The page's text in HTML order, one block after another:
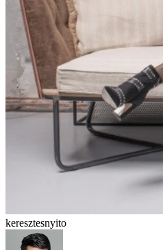
keresztesnyito